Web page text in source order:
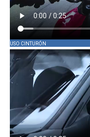
USO CINTURÓN